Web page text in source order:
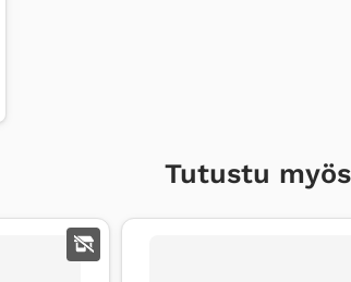
Tutustu myös